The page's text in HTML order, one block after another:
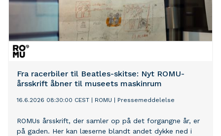
Fra racerbiler til Beatles-skitse: Nyt ROMU-
årsskrift åbner til museets maskinrum
16.6.2026 08:30:00 CEST ROMU Pressemeddelelse
ROMUs årsskrift, der samler op på det forgangne år, er
på gaden. Her kan læserne blandt andet dykke ned i